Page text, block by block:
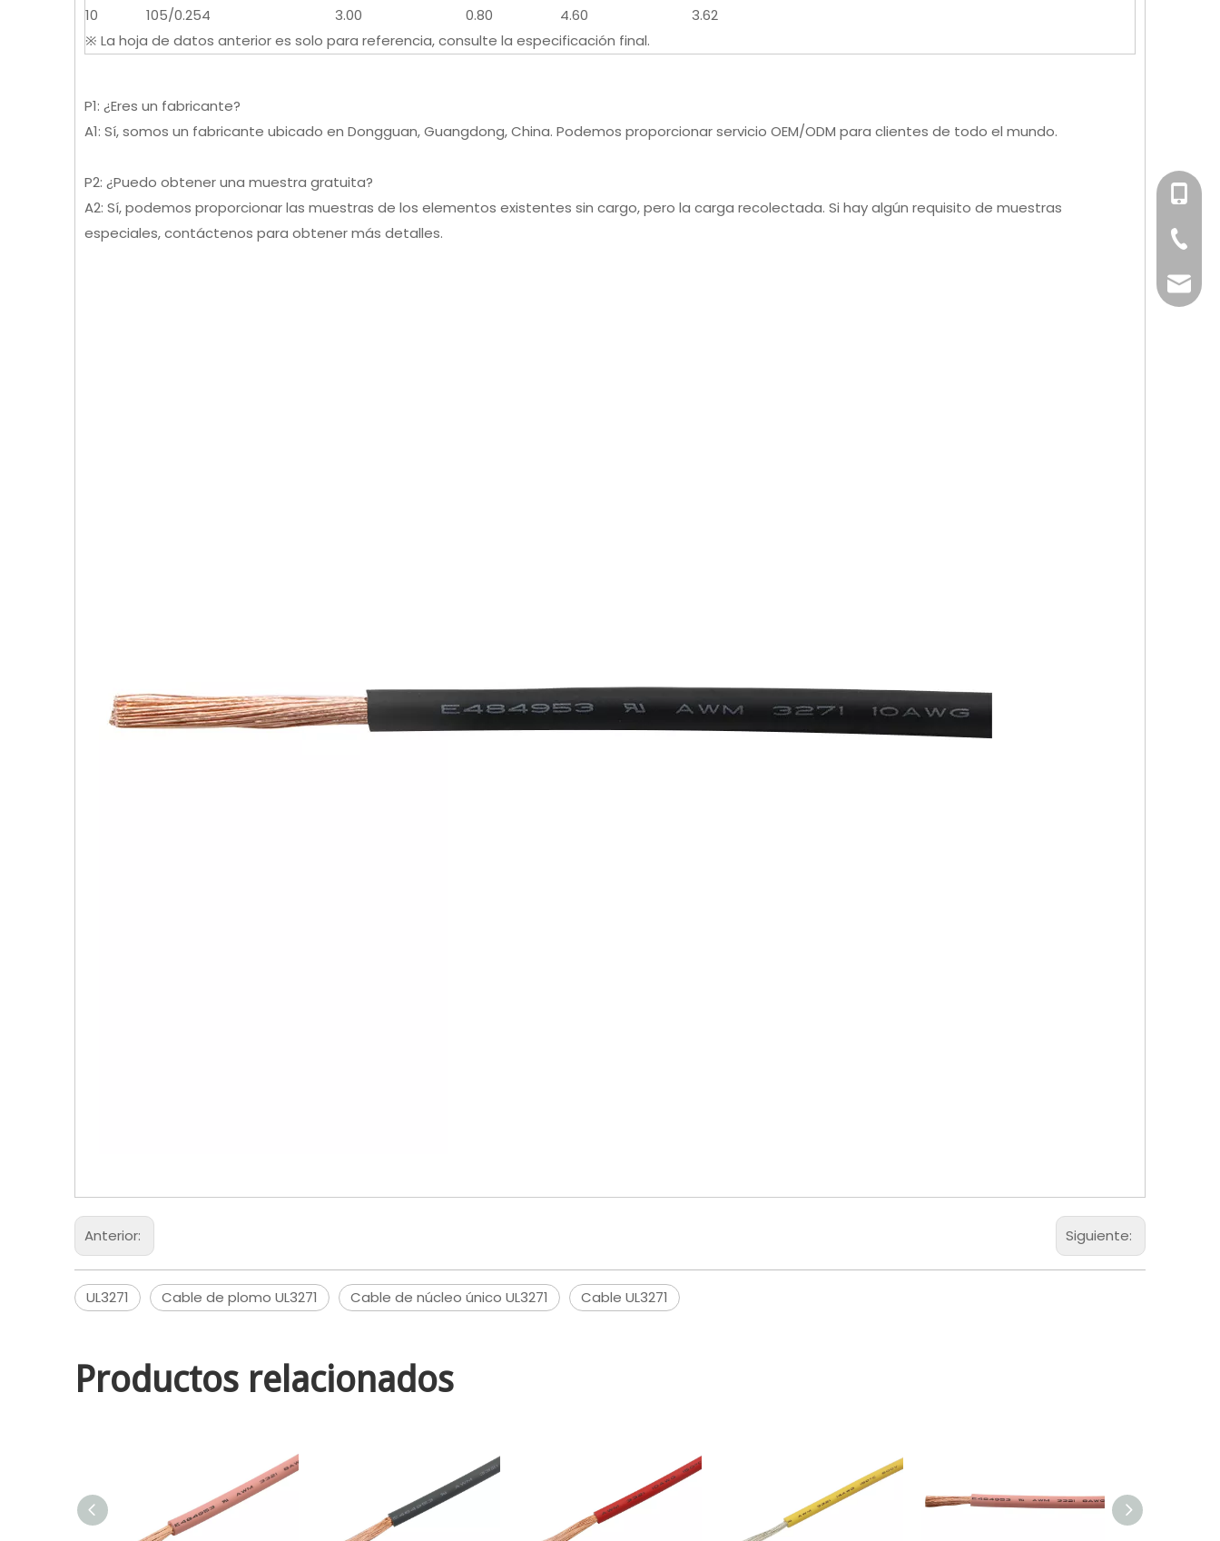
10
105/0.254 3.00 0.80 4.60
3.62
※ La hoja de datos anterior es solo para referencia, consulte la especificación final.
P1: ¿Eres un fabricante?
A1: Sí, somos un fabricante ubicado en Dongguan, Guangdong, China. Podemos proporcionar servicio OEM/ODM para clientes de todo el mundo.
P2: ¿Puedo obtener una muestra gratuita?
A2: Sí, podemos proporcionar las muestras de los elementos existentes sin cargo, pero la carga recolectada. Si hay algún requisito de muestras
especiales, contáctenos para obtener más detalles.
Anterior: Siguiente:
UL3271 Cable de plomo UL3271 Cable de núcleo único UL3271 Cable UL3271
Productos relacionados
+86-
+86-